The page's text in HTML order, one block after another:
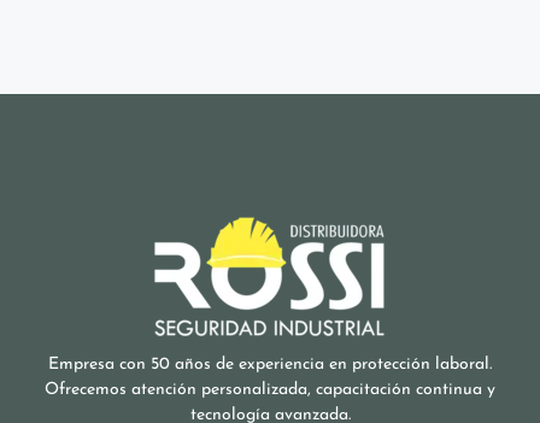
Empresa con 50 años de experiencia en protección laboral.
Ofrecemos atención personalizada, capacitación continua y
tecnología avanzada.